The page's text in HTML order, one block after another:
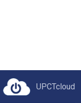
UPCTcloud